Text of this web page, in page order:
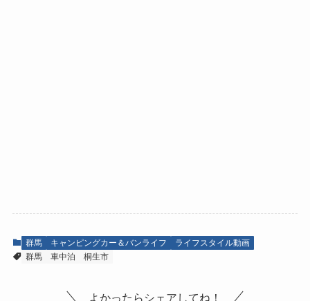
群馬 キャンピングカー＆バンライフ
ライフスタイル動画
群馬
車中泊 桐生市
よかったらシェアしてね！